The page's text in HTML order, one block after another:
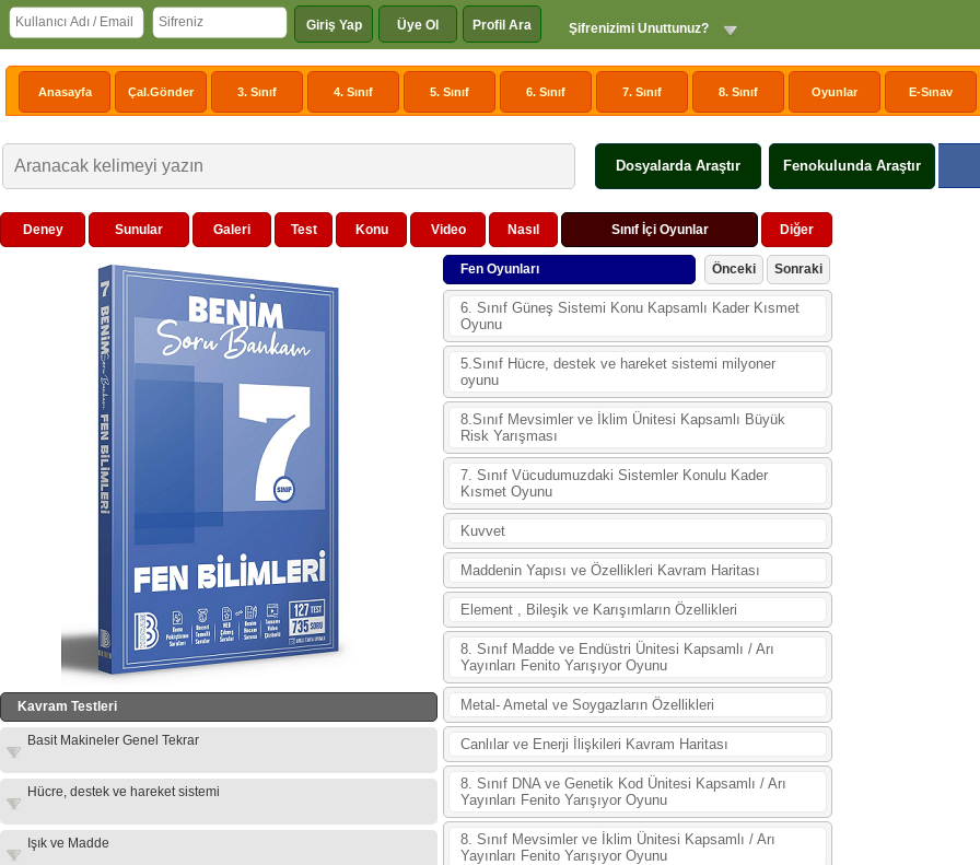
Giriş Yap Üye Ol Profil Ara Şifrenizimi Unuttunuz?
Anasayfa Çal.Gönder 3. Sınıf 4. Sınıf 5. Sınıf 6. Sınıf 7. Sınıf 8. Sınıf Oyunlar E-Sınav
Dosyalarda Araştır Fenokulunda Araştır
Deney Sunular Galeri Test Konu Video Nasıl Sınıf İçi Oyunlar Diğer
Kavram Testleri
Basit Makineler Genel Tekrar
Hücre, destek ve hareket sistemi
Işık ve Madde
Fen Oyunları Önceki Sonraki
6. Sınıf Güneş Sistemi Konu Kapsamlı Kader Kısmet
Oyunu
5.Sınıf Hücre, destek ve hareket sistemi milyoner
oyunu
8.Sınıf Mevsimler ve İklim Ünitesi Kapsamlı Büyük
Risk Yarışması
7. Sınıf Vücudumuzdaki Sistemler Konulu Kader
Kısmet Oyunu
Kuvvet
Maddenin Yapısı ve Özellikleri Kavram Haritası
Element , Bileşik ve Karışımların Özellikleri
8. Sınıf Madde ve Endüstri Ünitesi Kapsamlı / Arı
Yayınları Fenito Yarışıyor Oyunu
Metal- Ametal ve Soygazların Özellikleri
Canlılar ve Enerji İlişkileri Kavram Haritası
8. Sınıf DNA ve Genetik Kod Ünitesi Kapsamlı / Arı
Yayınları Fenito Yarışıyor Oyunu
8. Sınıf Mevsimler ve İklim Ünitesi Kapsamlı / Arı
Yayınları Fenito Yarışıyor Oyunu